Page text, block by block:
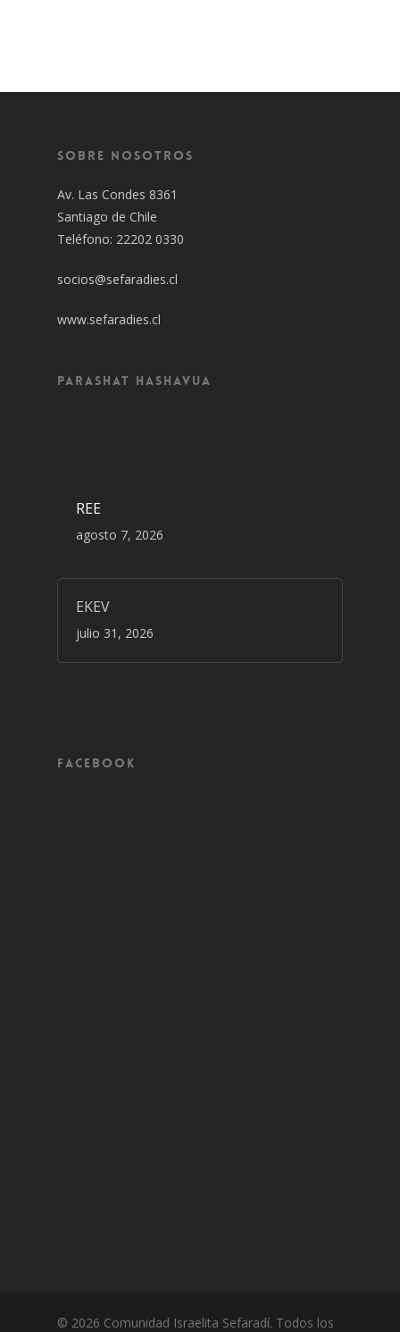
Sobre Nosotros
Av. Las Condes 8361
Santiago de Chile
Teléfono: 22202 0330
socios@sefaradies.cl
www.sefaradies.cl
Parashat Hashavua
REE
agosto 7, 2026
EKEV
julio 31, 2026
Facebook
© 2026 Comunidad Israelita Sefaradí. Todos los